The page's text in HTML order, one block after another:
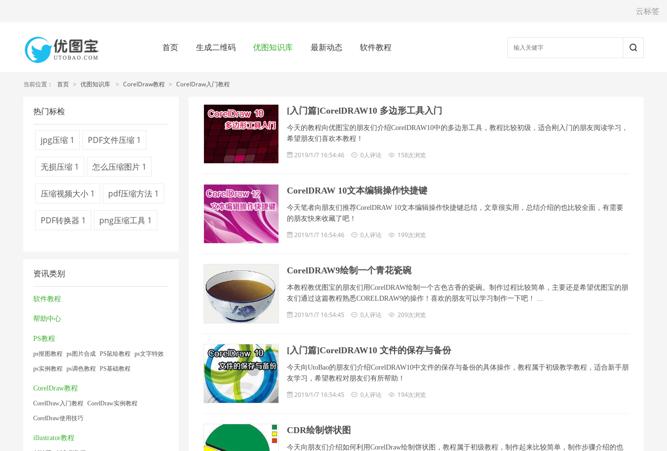
云标签
首页 生成二维码 优图知识库 最新动态 软件教程
当前位置： 首页 > 优图知识库 > CorelDraw教程 > CorelDraw入门教程
热门标检
jpg压缩 1 PDF文件压缩 1
无损压缩 1 怎么压缩图片 1
压缩视频大小 1 pdf压缩方法 1
PDF转换器 1 png压缩工具 1
资讯类别
软件教程
帮助中心
PS教程
ps抠图教程 ps图片合成 PS鼠绘教程 ps文字特效
ps实例教程 ps调色教程 PS基础教程
CorelDraw教程
CorelDraw入门教程 CorelDraw实例教程
CorelDraw使用技巧
illustrator教程
[入门篇]CorelDRAW10 多边形工具入门
今天的教程向优图宝的朋友们介绍CorelDRAW10中的多边形工具，教程比较初级，适合刚入门的朋友阅读学习，
希望朋友们喜欢本教程！
2019/1/7 16:54:46 0人评论 158次浏览
CorelDRAW 10文本编辑操作快捷键
今天笔者向朋友们推荐CorelDRAW 10文本编辑操作快捷键总结，文章很实用，总结介绍的也比较全面，有需要
的朋友快来收藏了吧！
2019/1/7 16:54:46 0人评论 199次浏览
CorelDRAW9绘制一个青花瓷碗
本教程教优图宝的朋友们用CorelDRAW绘制一个古色古香的瓷碗。制作过程比较简单，主要还是希望优图宝的朋
友们通过这篇教程熟悉CORELDRAW9的操作！喜欢的朋友可以学习制作一下吧！ ...
2019/1/7 16:54:45 0人评论 209次浏览
[入门篇]CorelDRAW10 文件的保存与备份
今天向UtoBao的朋友们介绍CorelDRAW10中文件的保存与备份的具体操作，教程属于初级教学教程，适合新手朋
友学习，希望教程对朋友们有所帮助！
2019/1/7 16:54:45 0人评论 194次浏览
CDR绘制饼状图
今天向朋友们介绍如何利用CorelDraw绘制饼状图，教程属于初级教程，制作起来比较简单，制作步骤介绍的也